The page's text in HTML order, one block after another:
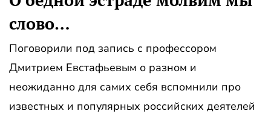
слово…
Поговорили под запись с профессором
Дмитрием Евстафьевым о разном и
неожиданно для самих себя вспомнили про
известных и популярных российских деятелей